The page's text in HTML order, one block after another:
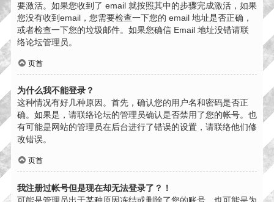
要激活。如果您收到了 email 就按照其中的步骤完成激活，如果
您没有收到email，您需要检查一下您的 email 地址是否正确，
或者检查一下您的垃圾邮件。如果您确信 Email 地址没错请联
络论坛管理员。
页首
为什么我不能登录？
这种情况有好几种原因。首先，确认您的用户名和密码是否正
确。如果是，请联络论坛的管理员确认是否禁用了您的帐号。也
有可能是网站的管理员在后台进行了错误的设置，请联络他们修
改错误。
页首
我注册过帐号但是现在却无法登录了？！
可能是管理员出于某种原因冻结或删除了您的账号。也可能是为